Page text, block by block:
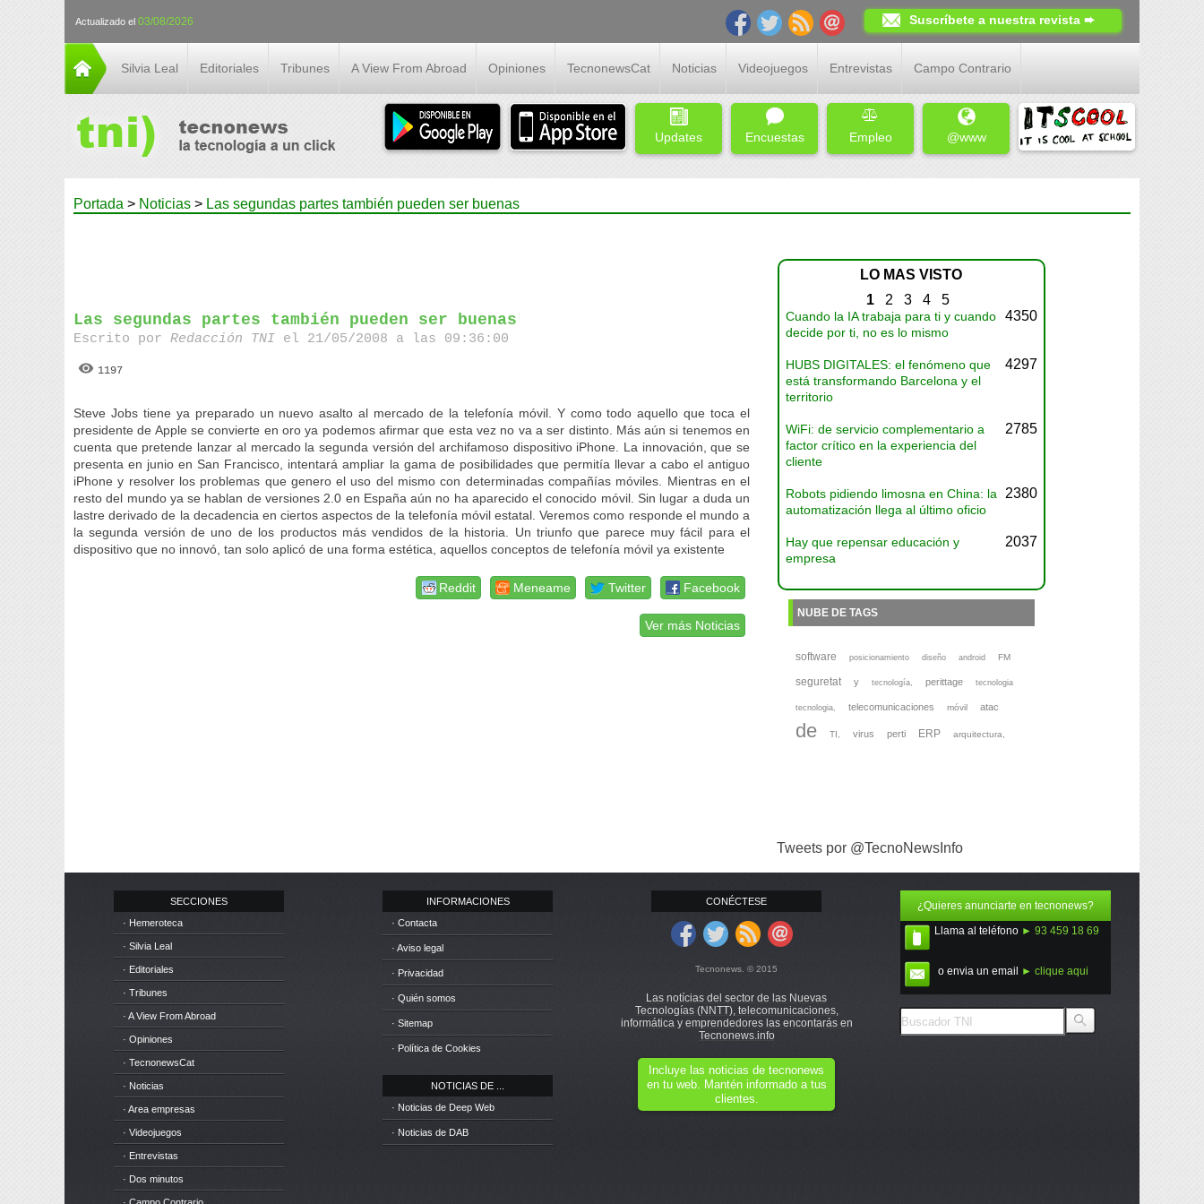
Actualizado el 03/08/2026 Suscríbete a nuestra revista ➨
Silvia Leal Editoriales Tribunes A View From Abroad Opiniones TecnonewsCat Noticias Videojuegos Entrevistas Campo Contrario
Updates Encuestas Empleo @www
Portada > Noticias > Las segundas partes también pueden ser buenas
Las segundas partes también pueden ser buenas
Escrito porRedacción TNI el 21/05/2008 a las 09:36:00
1197
Steve Jobs tiene ya preparado un nuevo asalto al mercado de la telefonía móvil. Y como todo aquello que toca el
presidente de Apple se convierte en oro ya podemos afirmar que esta vez no va a ser distinto. Más aún si tenemos en
cuenta que pretende lanzar al mercado la segunda versión del archifamoso dispositivo iPhone. La innovación, que se
presenta en junio en San Francisco, intentará ampliar la gama de posibilidades que permitía llevar a cabo el antiguo
iPhone y resolver los problemas que genero el uso del mismo con determinadas compañías móviles. Mientras en el
resto del mundo ya se hablan de versiones 2.0 en España aún no ha aparecido el conocido móvil. Sin lugar a duda un
lastre derivado de la decadencia en ciertos aspectos de la telefonía móvil estatal. Veremos como responde el mundo a
la segunda versión de uno de los productos más vendidos de la historia. Un triunfo que parece muy fácil para el
dispositivo que no innovó, tan solo aplicó de una forma estética, aquellos conceptos de telefonía móvil ya existente
Facebook
Twitter
Meneame
Reddit
Ver más Noticias
LO MAS VISTO
1 2 3 4 5
Cuando la IA trabaja para ti y cuando
decide por ti, no es lo mismo
4350
HUBS DIGITALES: el fenómeno que
está transformando Barcelona y el
territorio
4297
WiFi: de servicio complementario a
factor crítico en la experiencia del
cliente
2785
Robots pidiendo limosna en China: la
automatización llega al último oficio
2380
Hay que repensar educación y
empresa
2037
NUBE DE TAGS
software posicionamiento diseño android FM
seguretat y tecnología, perittage tecnologia
tecnologia, telecomunicaciones móvil atac
de TI, virus perti ERP arquitectura,
Tweets por @TecnoNewsInfo
SECCIONES
· Hemeroteca
· Silvia Leal
· Editoriales
· Tribunes
· A View From Abroad
· Opiniones
· TecnonewsCat
· Noticias
· Area empresas
· Videojuegos
· Entrevistas
· Dos minutos
INFORMACIONES
· Contacta
· Aviso legal
· Privacidad
· Quién somos
· Sitemap
· Política de Cookies
NOTICIAS DE ...
· Noticias de Deep Web
· Noticias de DAB
CONÉCTESE
Tecnonews. © 2015
Las notícias del sector de las Nuevas
Tecnologías (NNTT), telecomunicaciones,
informática y emprendedores las encontarás en
Tecnonews.info
Incluye las noticias de tecnonews
en tu web. Mantén informado a tus
clientes.
¿Quieres anunciarte en tecnonews?
Llama al teléfono ► 93 459 18 69
o envia un email ► clique aqui